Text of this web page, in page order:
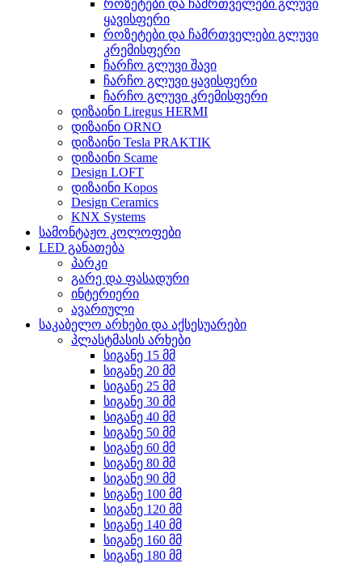
როზეტები და ჩამრთველები გლუვი
ყავისფერი
როზეტები და ჩამრთველები გლუვი
კრემისფერი
ჩარჩო გლუვი შავი
ჩარჩო გლუვი ყავისფერი
ჩარჩო გლუვი კრემისფერი
დიზაინი Liregus HERMI
დიზაინი ORNO
დიზაინი Tesla PRAKTIK
დიზაინი Scame
Design LOFT
დიზაინი Kopos
Design Ceramics
KNX Systems
სამონტაჟო კოლოფები
LED განათება
პარკი
გარე და ფასადური
ინტერიერი
ავარიული
საკაბელო არხები და აქსესუარები
პლასტმასის არხები
სიგანე 15 მმ
სიგანე 20 მმ
სიგანე 25 მმ
სიგანე 30 მმ
სიგანე 40 მმ
სიგანე 50 მმ
სიგანე 60 მმ
სიგანე 80 მმ
სიგანე 90 მმ
სიგანე 100 მმ
სიგანე 120 მმ
სიგანე 140 მმ
სიგანე 160 მმ
სიგანე 180 მმ